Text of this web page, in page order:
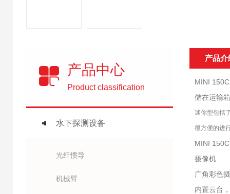
产品中心
Product classification
水下探测设备
光纤惯导
机械臂
产品介
MINI
储在运输
迷你型包括
很方便的进
MINI
摄像机
广角彩色
内置云台